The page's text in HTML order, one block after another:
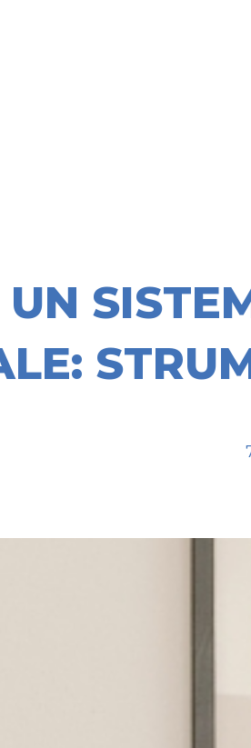
UN